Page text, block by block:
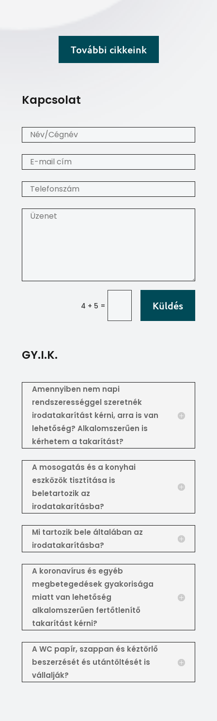
További cikkeink
Kapcsolat
4 + 5 = Küldés
GY.I.K.
Amennyiben nem napi
rendszerességgel szeretnék
irodatakarítást kérni, arra is van
lehetőség? Alkalomszerűen is
kérhetem a takarítást?
A mosogatás és a konyhai
eszközök tisztítása is
beletartozik az
irodatakarításba?
Mi tartozik bele általában az
irodatakarításba?
A koronavírus és egyéb
megbetegedések gyakorisága
miatt van lehetőség
alkalomszerűen fertőtlenítő
takarítást kérni?
A WC papír, szappan és kéztörlő
beszerzését és utántöltését is
vállalják?